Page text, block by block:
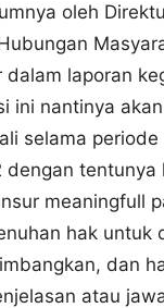
oleh
dalam laporan
ini nantinya
selama periode
dengan tentunya
meaningfull
hak untuk
dan
atau